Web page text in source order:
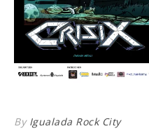
By Igualada Rock City